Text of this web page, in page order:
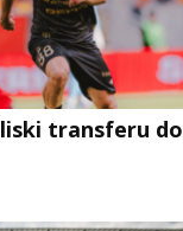
transferu do